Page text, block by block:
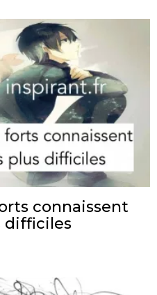
connaissent
difficiles